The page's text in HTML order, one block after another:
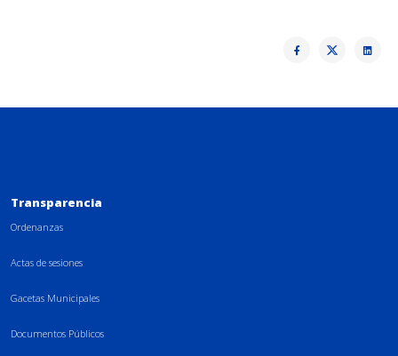
Transparencia
Ordenanzas
Actas de sesiones
Gacetas Municipales
Documentos Públicos